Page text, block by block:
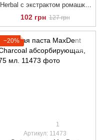
Herbal с экстрактом ромашки,
150 мл.
102 грн 127 грн
−20%
1
Артикул: 11473